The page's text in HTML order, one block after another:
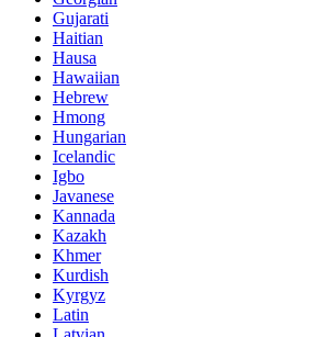
Gujarati
Haitian
Hausa
Hawaiian
Hebrew
Hmong
Hungarian
Icelandic
Igbo
Javanese
Kannada
Kazakh
Khmer
Kurdish
Kyrgyz
Latin